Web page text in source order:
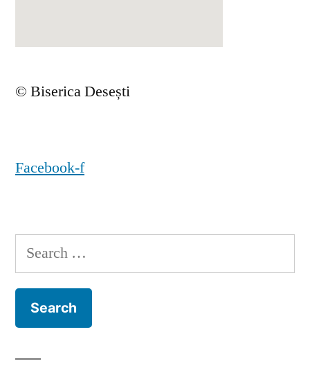
© Biserica Desești
Facebook-f
Search
for: